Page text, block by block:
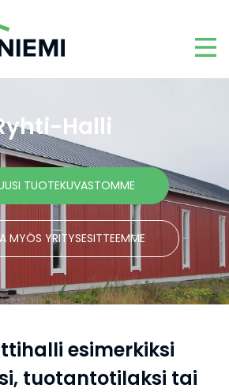
Halli
TUOTEKUVASTOMME
MYÖS YRITYSESITTEEMME
esimerkiksi
tuotantotilaksi tai